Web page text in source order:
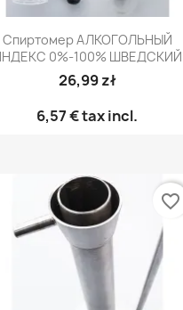
Быстрый просмотр
Спиртомер АЛКОГОЛЬНЫЙ
0%-100% ШВЕДСКИЙ
26,99 zł
6,57 €tax incl.
favorite_border